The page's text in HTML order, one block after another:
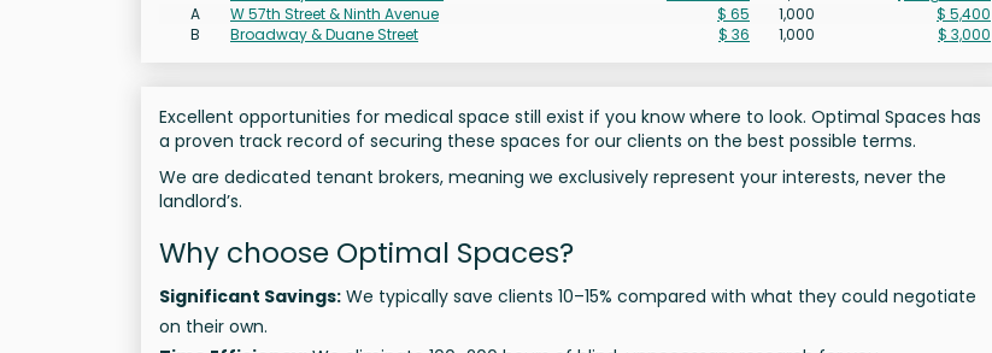
A
W 57th Street & Ninth Avenue $ 65 1,000
$ 5,400
B
Broadway & Duane Street $ 36 1,000 $ 3,000
Excellent opportunities for medical space still exist if you know where to look. Optimal Spaces has
a proven track record of securing these spaces for our clients on the best possible terms.
We are dedicated tenant brokers, meaning we exclusively represent your interests, never the
landlord’s.
Why choose Optimal Spaces?
Significant Savings: We typically save clients 10–15% compared with what they could negotiate
on their own.